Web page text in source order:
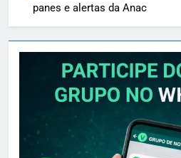
panes e alertas da Anac